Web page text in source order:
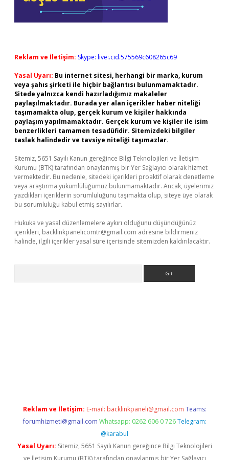
Reklam ve İletişim: Skype: live:.cid.575569c608265c69
Yasal Uyarı: Bu internet sitesi, herhangi bir marka, kurum
veya şahıs şirketi ile hiçbir bağlantısı bulunmamaktadır.
Sitede yalnızca kendi hazırladığımız makaleler
paylaşılmaktadır. Burada yer alan içerikler haber niteliği
taşımamakta olup, gerçek kurum ve kişiler hakkında
paylaşım yapılmamaktadır. Gerçek kurum ve kişiler ile isim
benzerlikleri tamamen tesadüfidir. Sitemizdeki bilgiler
taslak halindedir ve tavsiye niteliği taşımazlar.
Sitemiz, 5651 Sayılı Kanun gereğince Bilgi Teknolojileri ve İletişim
Kurumu (BTK) tarafından onaylanmış bir Yer Sağlayıcı olarak hizmet
vermektedir. Bu nedenle, sitedeki içerikleri proaktif olarak denetleme
veya araştırma yükümlülüğümüz bulunmamaktadır. Ancak, üyelerimiz
yazdıkları içeriklerin sorumluluğunu taşımakta olup, siteye üye olarak
bu sorumluluğu kabul etmiş sayılırlar.
Hukuka ve yasal düzenlemelere aykırı olduğunu düşündüğünüz
içerikleri, backlinkpanelicomtr@gmail.com adresine bildirmeniz
halinde, ilgili içerikler yasal süre içerisinde sitemizden kaldırılacaktır.
Reklam ve İletişim: E-mail: backlinkpaneli@gmail.com Teams:
forumhizmeti@gmail.com Whatsapp: 0262 606 0 726 Telegram:
@karabul
Yasal Uyarı: Sitemiz, 5651 Sayılı Kanun gereğince Bilgi Teknolojileri
ve İletişim Kurumu (BTK) tarafından onaylanmış bir Yer Sağlayıcı